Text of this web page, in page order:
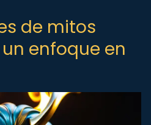
de mitos
enfoque en